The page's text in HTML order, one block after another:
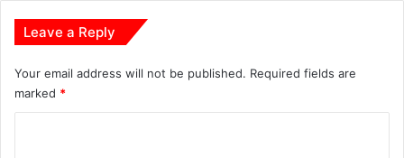
त
प्र
ति
नि
Leave a Reply
Your email address will not be published. Required fields are
marked *